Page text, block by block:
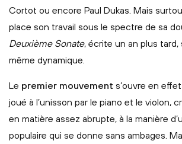
Cortot ou encore Paul Dukas. Mais
place son travail sous le spectre de sa
Deuxième Sonate, écrite un an plus tard,
même dynamique.
Le premier mouvement s’ouvre en
joué à l’unisson par le piano et le violon,
en matière assez abrupte, à la manière
populaire qui se donne sans ambages.